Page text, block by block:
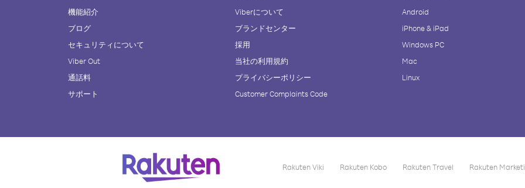
機能紹介
ブログ
セキュリティについて
Viber Out
通話料
サポート
Viberについて
ブランドセンター
採用
当社の利用規約
プライバシーポリシー
Customer Complaints Code
Android
iPhone & iPad
Windows PC
Mac
Linux
Rakuten Viki Rakuten Kobo Rakuten Travel Rakuten